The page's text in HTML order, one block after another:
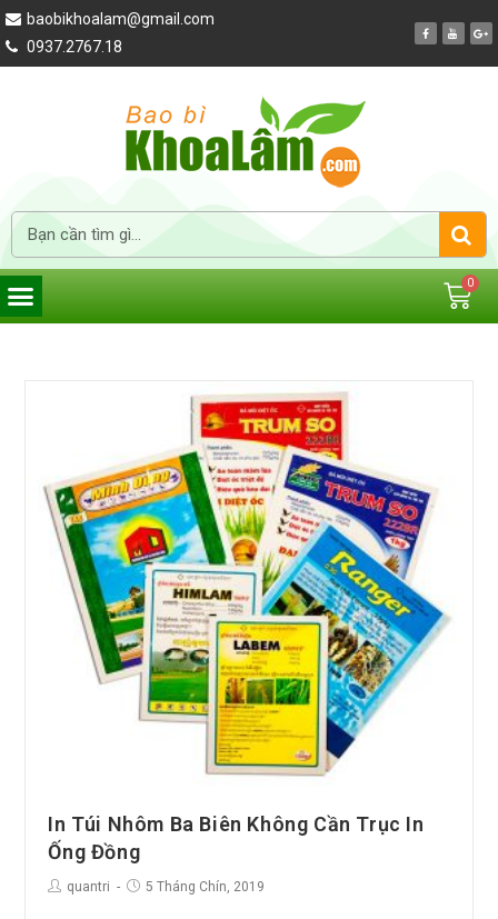
baobikhoalam@gmail.com
0937.2767.18
In Túi Nhôm Ba Biên Không Cần Trục In
Ống Đồng
quantri 5 Tháng Chín, 2019